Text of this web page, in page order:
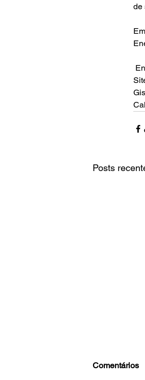
de
Posts
Comentários